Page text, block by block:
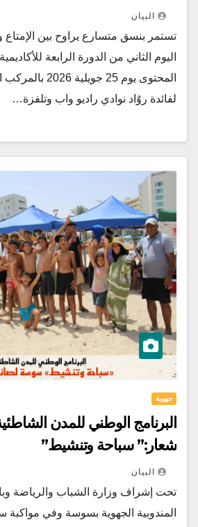
البيان
تستمر بنسق متسارع يراوح بين الإمتاع
اليوم الثاني من الدورة الرابعة
المحتوى يوم 25
لفائدة روٌاد نوادي راديو واب وتلفزة…
جهوية
البرنامج الوطني للمدن
شعار:” سباحة وتنشيط”
البيان
تحت إشراف وزارة الشباب والرياضة
المندوبية الجهوية بسوسة وفي مواكبة